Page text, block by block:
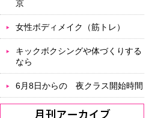
京
女性ボディメイク（筋トレ）
キックボクシングや体づくりする
なら
6月8日からの 夜クラス開始時間